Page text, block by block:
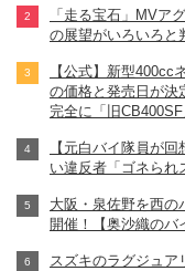
「走る宝石」MVア
の展望がいろいろと
【公式】新型400cc
の価格と発売日が決
完全に「旧
【元白バイ隊員が
い違反者「ゴネられ
大阪・泉佐野を西の
開催！【奥沙織のバ
スズキのラグジュア